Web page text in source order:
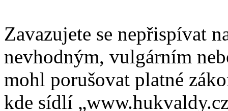
Zavazujete se nepřispívat
nevhodným, vulgárním
mohl porušovat platné
kde sídlí